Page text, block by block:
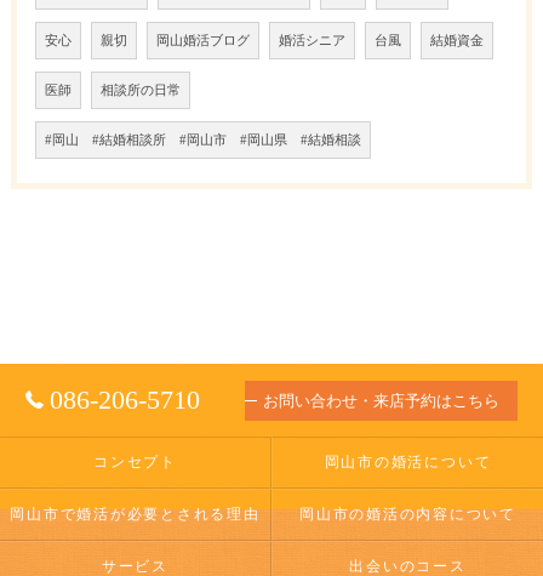
安心 親切 岡山婚活ブログ 婚活シニア 台風 結婚資金
医師 相談所の日常
#岡山 #結婚相談所 #岡山市 #岡山県 #結婚相談
086-206-5710 お問い合わせ・来店予約はこちら
コンセプト 岡山市の婚活について
岡山市で婚活が必要とされる理由 岡山市の婚活の内容について
サービス 出会いのコース